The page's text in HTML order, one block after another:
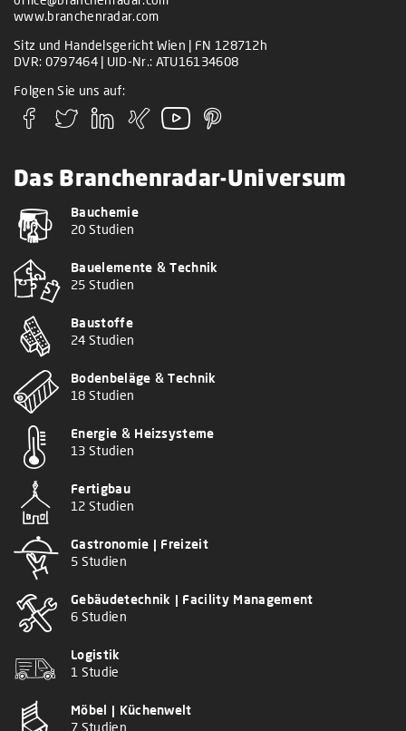
www.branchenradar.com
Sitz und Handelsgericht Wien | FN 128712h
DVR: 0797464 | UID-Nr.: ATU16134608
Folgen Sie uns auf:
Das Branchenradar-Universum
Bauchemie
20 Studien
Bauelemente & Technik
25 Studien
Baustoffe
24 Studien
Bodenbeläge & Technik
18 Studien
Energie & Heizsysteme
13 Studien
Fertigbau
12 Studien
Gastronomie | Freizeit
5 Studien
Gebäudetechnik | Facility Management
6 Studien
Logistik
1 Studie
Möbel | Küchenwelt
7 Studien